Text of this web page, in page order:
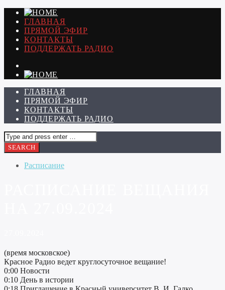
ГЛАВНАЯ
ПРЯМОЙ ЭФИР
КОНТАКТЫ
ПОДДЕРЖАТЬ РАДИО
ГЛАВНАЯ
ПРЯМОЙ ЭФИР
КОНТАКТЫ
ПОДДЕРЖАТЬ РАДИО
Расписание
(время московское)
Красное Радио ведет круглосуточное вещание!
0:00 Новости
0:10 День в истории